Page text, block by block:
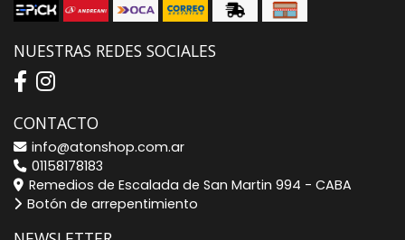
NUESTRAS REDES SOCIALES
CONTACTO
info@atonshop.com.ar
01158178183
Remedios de Escalada de San Martin 994 - CABA
Botón de arrepentimiento